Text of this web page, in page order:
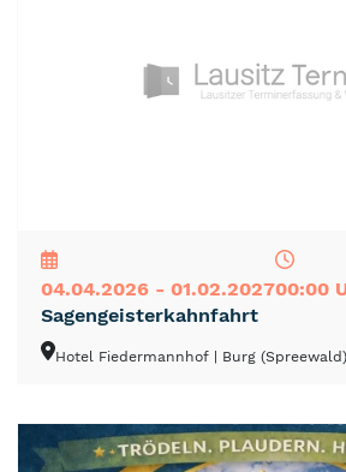
04.04.2026 - 01.02.202700:00
Sagengeisterkahnfahrt
Hotel Fiedermannhof | Burg (Spreewald)